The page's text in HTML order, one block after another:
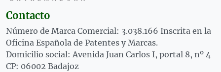
Contacto
Número de Marca Comercial: 3.038.166 Inscrita en la
Oficina Española de Patentes y Marcas.
Domicilio social: Avenida Juan Carlos I, portal 8, nº 4
CP: 06002 Badajoz